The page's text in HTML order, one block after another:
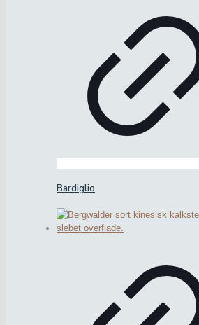
Bardiglio